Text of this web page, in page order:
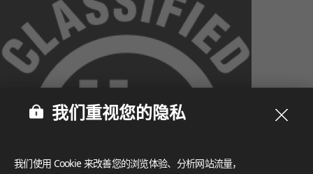
我们重视您的隐私
我们使用 Cookie 来改善您的浏览体验、分析网站流量，